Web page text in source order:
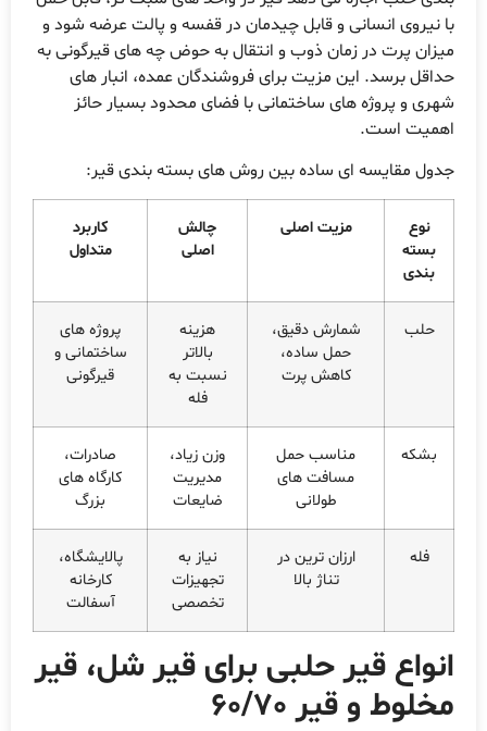
با نیروی انسانی و قابل چیدمان در قفسه و پالت عرضه شود و
میزان پرت در زمان ذوب و انتقال به حوض چه های قیرگونی به
حداقل برسد. این مزیت برای فروشندگان عمده، انبار های
شهری و پروژه های ساختمانی با فضای محدود بسیار حائز
اهمیت است.
جدول مقایسه ای ساده بین روش های بسته بندی قیر:
نوع
بسته
بندی
مزیت اصلی
چالش
اصلی
کاربرد
متداول
حلب
شمارش دقیق،
حمل ساده،
کاهش پرت
هزینه
بالاتر
نسبت به
فله
پروژه های
ساختمانی و
قیرگونی
بشکه
مناسب حمل
مسافت های
طولانی
وزن زیاد،
مدیریت
ضایعات
صادرات،
کارگاه های
بزرگ
فله
ارزان ترین در
تناژ بالا
نیاز به
تجهیزات
تخصصی
پالایشگاه،
کارخانه
آسفالت
انواع قیر حلبی برای قیر شل، قیر
مخلوط و قیر 60/70